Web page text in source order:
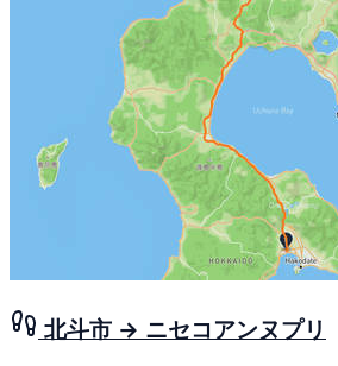
北斗市 → ニセコアンヌプリ